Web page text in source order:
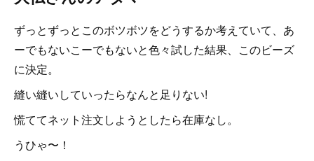
ずっとずっとこのボツボツをどうするか考えていて、あ
ーでもないこーでもないと色々試した結果、このビーズ
に決定。
縫い縫いしていったらなんと足りない!
慌ててネット注文しようとしたら在庫なし。
うひゃ〜！